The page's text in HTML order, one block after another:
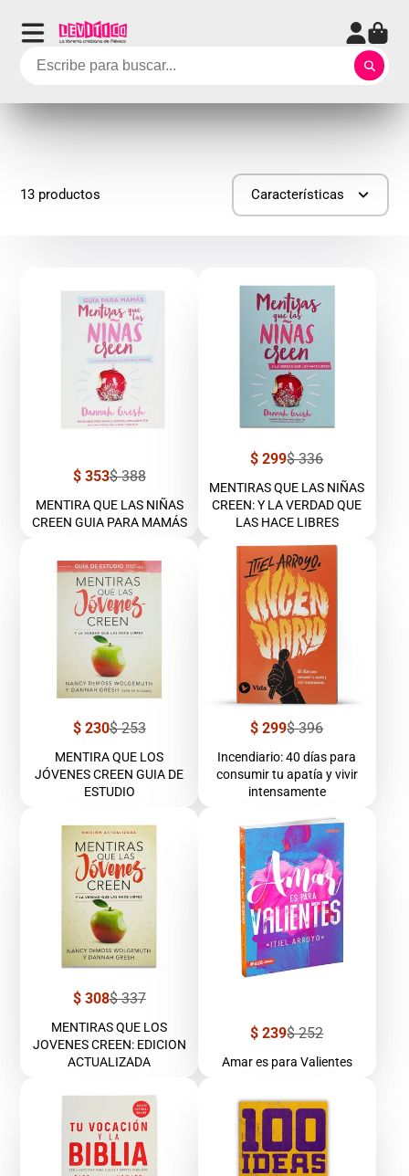
13 productos Características
Precio
venta
$ 353Precio
$ 388
MENTIRA QUE LAS NIÑAS
CREEN GUIA PARA MAMÁS
Precio
venta
$ 299Precio
$ 336
MENTIRAS QUE LAS NIÑAS
CREEN: Y LA VERDAD QUE
LAS HACE LIBRES
Precio
venta
$ 230Precio
$ 253
MENTIRA QUE LOS
JÓVENES CREEN GUIA DE
ESTUDIO
Precio
venta
$ 299Precio
$ 396
Incendiario: 40 días para
consumir tu apatía y vivir
intensamente
Precio
venta
$ 308Precio
$ 337
MENTIRAS QUE LOS
JOVENES CREEN: EDICION
ACTUALIZADA
Precio
venta
$ 239Precio
$ 252
Amar es para Valientes